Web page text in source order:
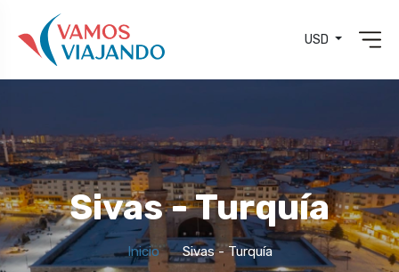
USD
Sivas - Turquía
Inicio Sivas - Turquía